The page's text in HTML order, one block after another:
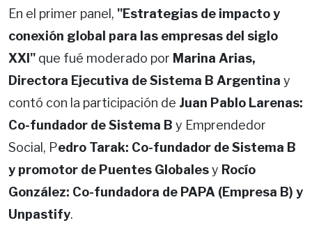
En el primer panel, "Estrategias de impacto y
conexión global para las empresas del siglo
XXI" que fué moderado por Marina Arias,
Directora Ejecutiva de Sistema B Argentina y
contó con la participación de Juan Pablo Larenas:
Co-fundador de Sistema B y Emprendedor
Social, Pedro Tarak: Co-fundador de Sistema B
y promotor de Puentes Globalesy Rocío
González: Co-fundadora de PAPA (Empresa B) y
Unpastify.